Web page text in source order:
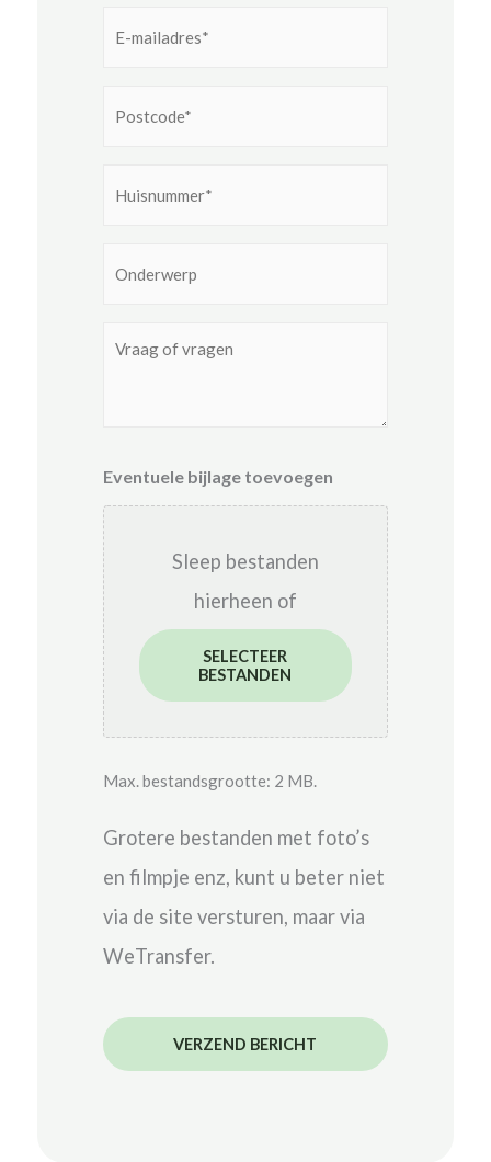
Eventueel
Eventuele bijlage toevoegen
Sleep bestanden
hierheen of
SELECTEER
BESTANDEN
Max. bestandsgrootte: 2 MB.
Grotere bestanden met foto’s
en filmpje enz, kunt u beter niet
via de site versturen, maar via
WeTransfer.
VERZEND BERICHT